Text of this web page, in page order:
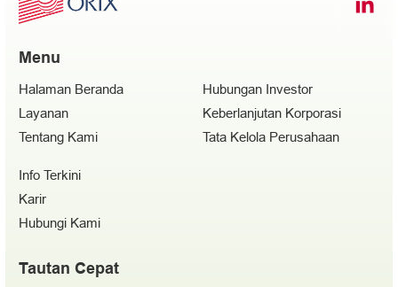
Menu
Halaman Beranda
Layanan
Tentang Kami
Hubungan Investor
Keberlanjutan Korporasi
Tata Kelola Perusahaan
Info Terkini
Karir
Hubungi Kami
Tautan Cepat